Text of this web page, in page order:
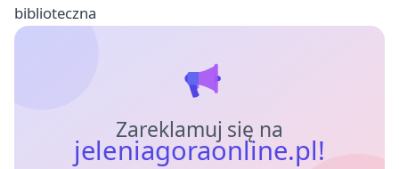
biblioteczna
Zareklamuj się na
jeleniagoraonline.pl!